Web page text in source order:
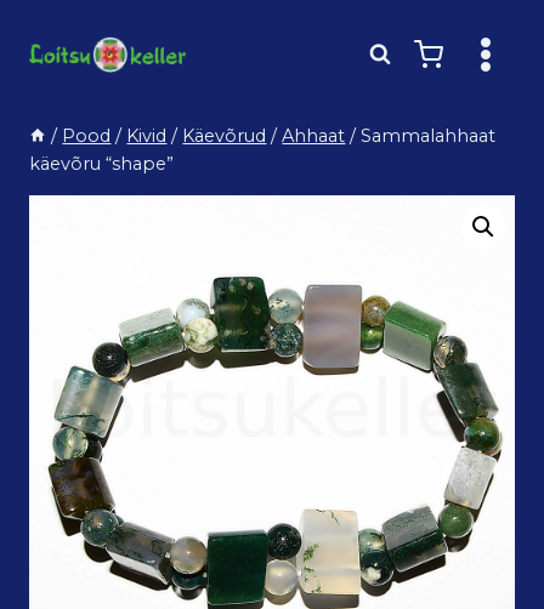
/ Pood / Kivid / Käevõrud / Ahhaat / Sammalahhaat
käevõru “shape”